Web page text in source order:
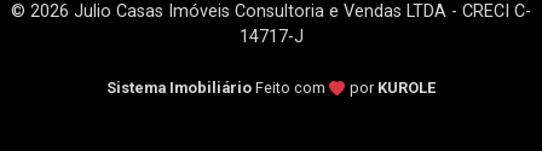
© 2026 Julio Casas Imóveis Consultoria e Vendas LTDA - CRECI C-
14717-J
Sistema Imobiliário Feito com por KUROLE